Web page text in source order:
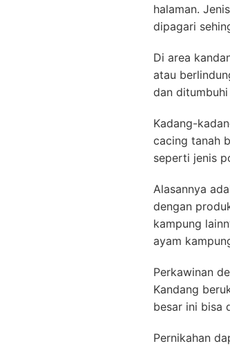
halaman.
dipagari
Di area
atau
dan
Kadang-
cacing tanah
seperti jenis
Alasannya
dengan
kampung
ayam
Perkawinan
Kandang
besar ini bisa
Pernikahan